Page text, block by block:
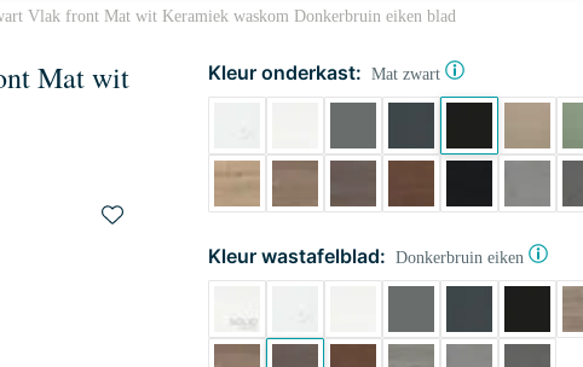
Vlak front Mat wit Keramiek waskom Donkerbruin eiken blad
Mat wit
Kleur onderkast: Mat zwart
Kleur wastafelblad: Donkerbruin eiken